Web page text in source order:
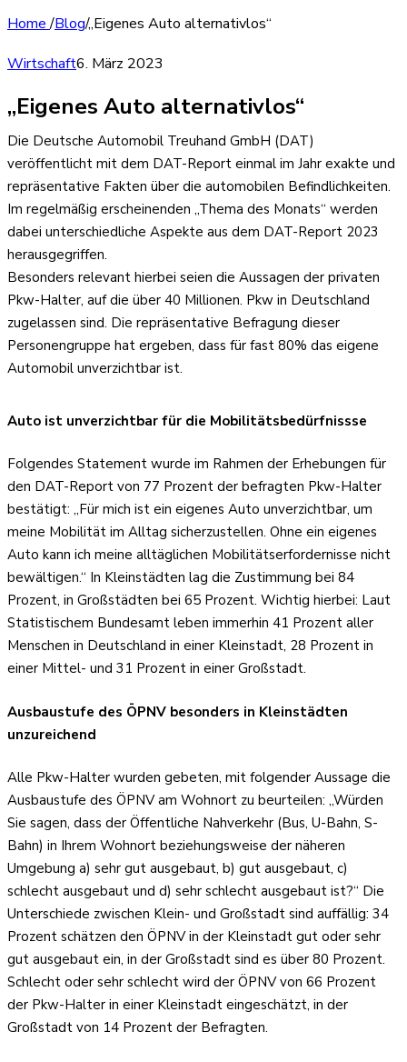
Home/Blog/„Eigenes Auto alternativlos“
Wirtschaft6. März 2023
„Eigenes Auto alternativlos“
Die Deutsche Automobil Treuhand GmbH (DAT)
veröffentlicht mit dem DAT-Report einmal im Jahr exakte und
repräsentative Fakten über die automobilen Befindlichkeiten.
Im regelmäßig erscheinenden „Thema des Monats“ werden
dabei unterschiedliche Aspekte aus dem DAT-Report 2023
herausgegriffen.
Besonders relevant hierbei seien die Aussagen der privaten
Pkw-Halter, auf die über 40 Millionen. Pkw in Deutschland
zugelassen sind. Die repräsentative Befragung dieser
Personengruppe hat ergeben, dass für fast 80% das eigene
Automobil unverzichtbar ist.
Auto ist unverzichtbar für die Mobilitätsbedürfnissse
Folgendes Statement wurde im Rahmen der Erhebungen für
den DAT-Report von 77 Prozent der befragten Pkw-Halter
bestätigt: „Für mich ist ein eigenes Auto unverzichtbar, um
meine Mobilität im Alltag sicherzustellen. Ohne ein eigenes
Auto kann ich meine alltäglichen Mobilitätserfordernisse nicht
bewältigen.“ In Kleinstädten lag die Zustimmung bei 84
Prozent, in Großstädten bei 65 Prozent. Wichtig hierbei: Laut
Statistischem Bundesamt leben immerhin 41 Prozent aller
Menschen in Deutschland in einer Kleinstadt, 28 Prozent in
einer Mittel- und 31 Prozent in einer Großstadt.
Ausbaustufe des ÖPNV besonders in Kleinstädten
unzureichend
Alle Pkw-Halter wurden gebeten, mit folgender Aussage die
Ausbaustufe des ÖPNV am Wohnort zu beurteilen: „Würden
Sie sagen, dass der Öffentliche Nahverkehr (Bus, U-Bahn, S-
Bahn) in Ihrem Wohnort beziehungsweise der näheren
Umgebung a) sehr gut ausgebaut, b) gut ausgebaut, c)
schlecht ausgebaut und d) sehr schlecht ausgebaut ist?“ Die
Unterschiede zwischen Klein- und Großstadt sind auffällig: 34
Prozent schätzen den ÖPNV in der Kleinstadt gut oder sehr
gut ausgebaut ein, in der Großstadt sind es über 80 Prozent.
Schlecht oder sehr schlecht wird der ÖPNV von 66 Prozent
der Pkw-Halter in einer Kleinstadt eingeschätzt, in der
Großstadt von 14 Prozent der Befragten.